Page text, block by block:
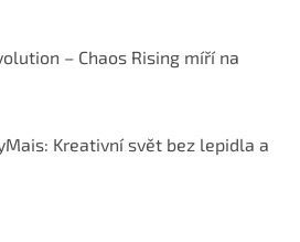
– Chaos Rising míří na
Kreativní svět bez lepidla a